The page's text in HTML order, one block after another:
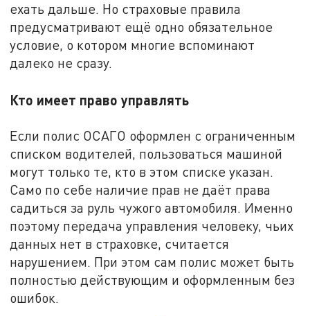
ехать дальше. Но страховые правила
предусматривают ещё одно обязательное
условие, о котором многие вспоминают
далеко не сразу.
Кто имеет право управлять
Если полис ОСАГО оформлен с ограниченным
списком водителей, пользоваться машиной
могут только те, кто в этом списке указан.
Само по себе наличие прав не даёт права
садиться за руль чужого автомобиля. Именно
поэтому передача управления человеку, чьих
данных нет в страховке, считается
нарушением. При этом сам полис может быть
полностью действующим и оформленным без
ошибок.